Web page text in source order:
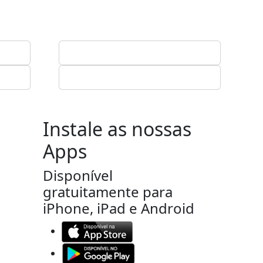
Instale as nossas
Apps
Disponível
gratuitamente para
iPhone, iPad e Android